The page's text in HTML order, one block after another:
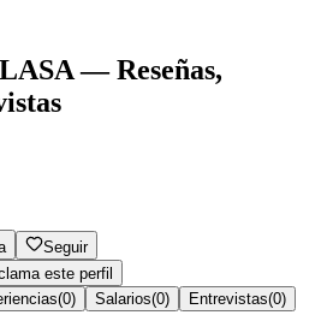
— Reseñas,
Seguir
este perfil
(0) Salarios(0) Entrevistas(0)